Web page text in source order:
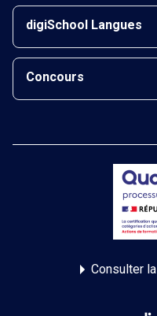
digiSchool Langues
Concours
Consulter la